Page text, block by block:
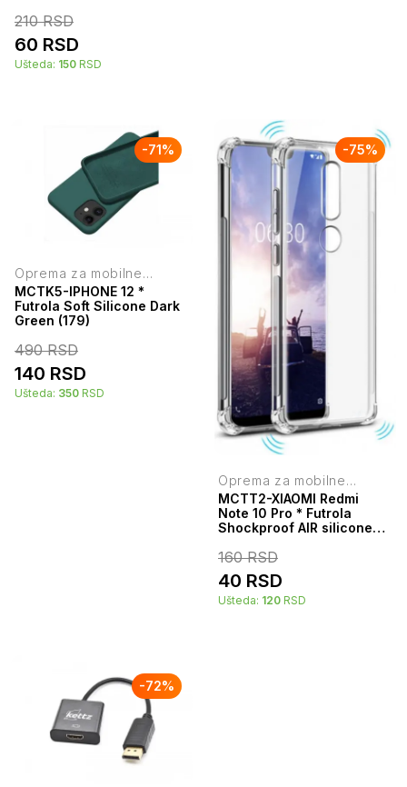
210RSD
60 RSD
Ušteda: 150 RSD
-71%
Oprema za mobilne
telefone
MCTK5-IPHONE 12 *
Futrola Soft Silicone Dark
Green (179)
490RSD
140 RSD
Ušteda: 350 RSD
-75%
Oprema za mobilne
telefone
MCTT2-XIAOMI Redmi
Note 10 Pro * Futrola
Shockproof AIR silicone
160RSD
40 RSD
Ušteda: 120 RSD
-72%